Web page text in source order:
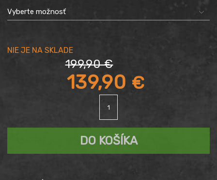
199,90€
Pôvodná
bola:
139,90 €
Aktuálna
cena
Bunda
INDUSTRIES
DO KOŠÍKA